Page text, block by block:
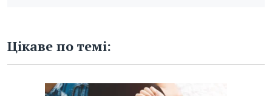
Цікаве по темі: